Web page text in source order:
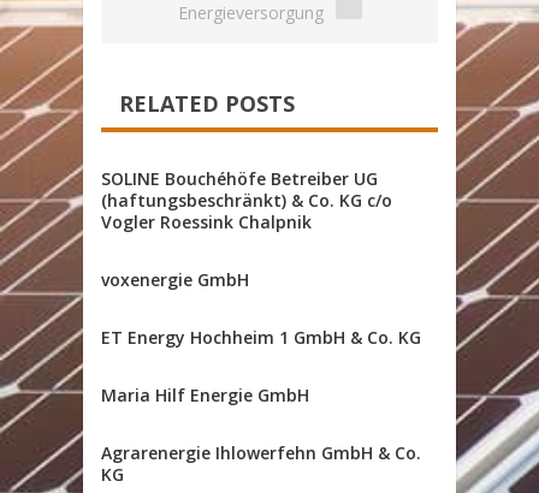
Energieversorgung
RELATED POSTS
SOLINE Bouchéhöfe Betreiber UG
(haftungsbeschränkt) & Co. KG c/o
Vogler Roessink Chalpnik
voxenergie GmbH
ET Energy Hochheim 1 GmbH & Co. KG
Maria Hilf Energie GmbH
Agrarenergie Ihlowerfehn GmbH & Co.
KG